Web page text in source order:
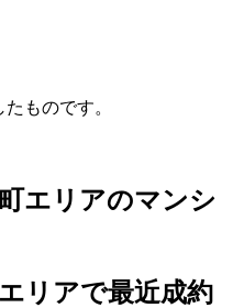
ものです。
エリアのマンシ
リアで最近成約